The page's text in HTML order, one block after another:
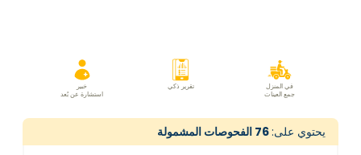
في المنزل
جمع العينات
تقرير ذكي
خبير
استشارة عن بُعد
يحتوي على:76 الفحوصات المشمولة